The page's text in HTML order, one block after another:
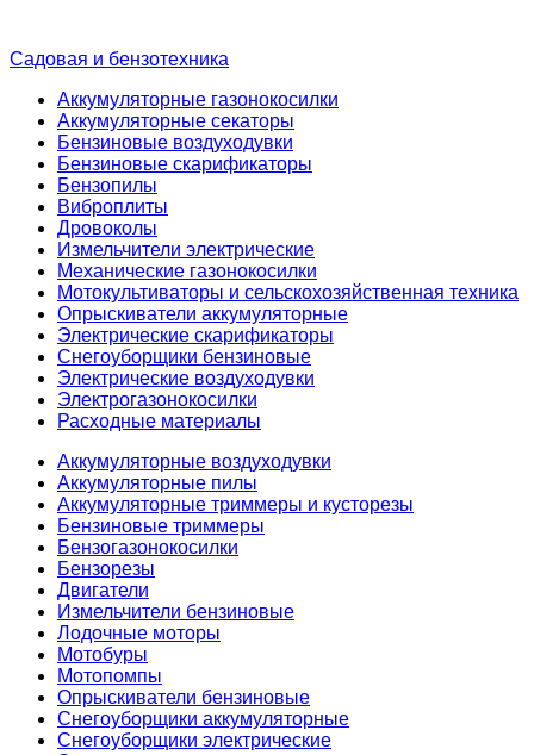
Садовая и бензотехника
Аккумуляторные газонокосилки
Аккумуляторные секаторы
Бензиновые воздуходувки
Бензиновые скарификаторы
Бензопилы
Виброплиты
Дровоколы
Измельчители электрические
Механические газонокосилки
Мотокультиваторы и сельскохозяйственная техника
Опрыскиватели аккумуляторные
Электрические скарификаторы
Снегоуборщики бензиновые
Электрические воздуходувки
Электрогазонокосилки
Расходные материалы
Аккумуляторные воздуходувки
Аккумуляторные пилы
Аккумуляторные триммеры и кусторезы
Бензиновые триммеры
Бензогазонокосилки
Бензорезы
Двигатели
Измельчители бензиновые
Лодочные моторы
Мотобуры
Мотопомпы
Опрыскиватели бензиновые
Снегоуборщики аккумуляторные
Снегоуборщики электрические